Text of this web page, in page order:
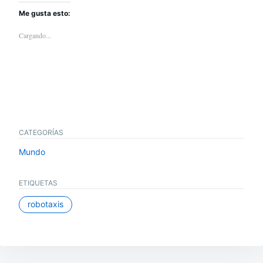
Me gusta esto:
Cargando...
CATEGORÍAS
Mundo
ETIQUETAS
robotaxis